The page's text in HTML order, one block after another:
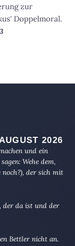
zur
Doppelmoral.
2026
und ein
Wehe dem,
der sich mit
der da ist und der
Bettler nicht an.